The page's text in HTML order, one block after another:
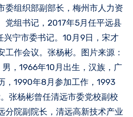
委组织部副部长，梅州市人力资
党组书记，2017年5月任平远县
兴宁市委书记。10月9日，宋才
工作会议。张杨彬。图片来源：
，1966年10月出生，汉族，广
，1990年8月参加工作，1993
张杨彬曾任清远市委党校副校
分院副院长，清远高新技术产业